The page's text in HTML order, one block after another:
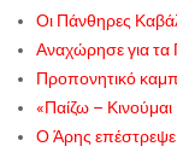
Οι Πάνθηρες
Αναχώρησε για τα
Προπονητικό καμπ
«Παίζω –
Ο Άρης